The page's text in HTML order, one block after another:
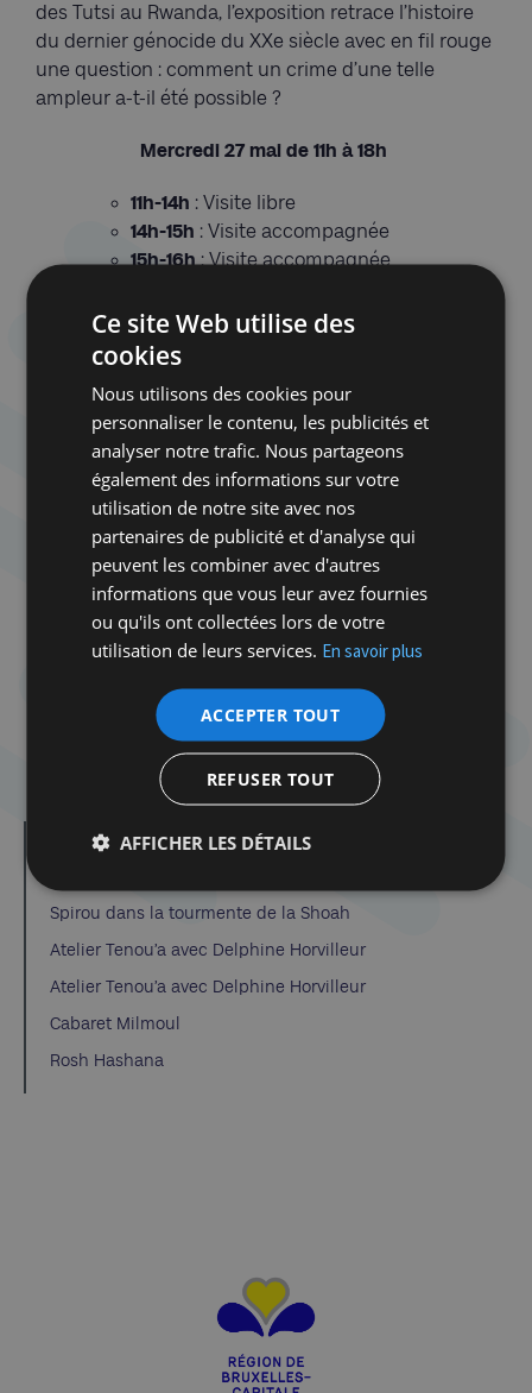
des Tutsi au Rwanda, l’exposition retrace l’histoire
du dernier génocide du XXe siècle avec en fil rouge
une question : comment un crime d’une telle
ampleur a-t-il été possible ?
Mercredi 27 mai de 11h à 18h
11h-14h : Visite libre
14h-15h : Visite accompagnée
15h-16h: Visite accompagnée
Dans la même catégorie d'article :
Spirou dans la tourmente de la Shoah
Atelier Tenou’a avec Delphine Horvilleur
Atelier Tenou’a avec Delphine Horvilleur
Cabaret Milmoul
Rosh Hashana
Ce site Web utilise des
cookies
Nous utilisons des cookies pour
personnaliser le contenu, les publicités et
analyser notre trafic. Nous partageons
également des informations sur votre
utilisation de notre site avec nos
partenaires de publicité et d'analyse qui
peuvent les combiner avec d'autres
informations que vous leur avez fournies
ou qu'ils ont collectées lors de votre
utilisation de leurs services. En savoir plus
ACCEPTER TOUT
REFUSER TOUT
AFFICHER LES DÉTAILS